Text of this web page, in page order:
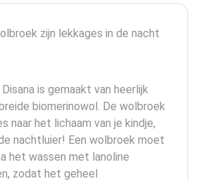
zijn lekkages in de nacht
is gemaakt van heerlijk
biomerinowol. De wolbroek
naar het lichaam van je kindje,
nachtluier! Een wolbroek moet
het wassen met lanoline
zodat het geheel